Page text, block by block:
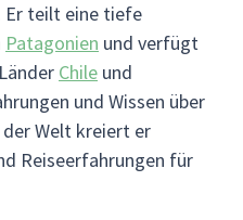
Er teilt eine tiefe
Patagonien und verfügt
Chile und
und Wissen über
Welt kreiert er
Reiseerfahrungen für